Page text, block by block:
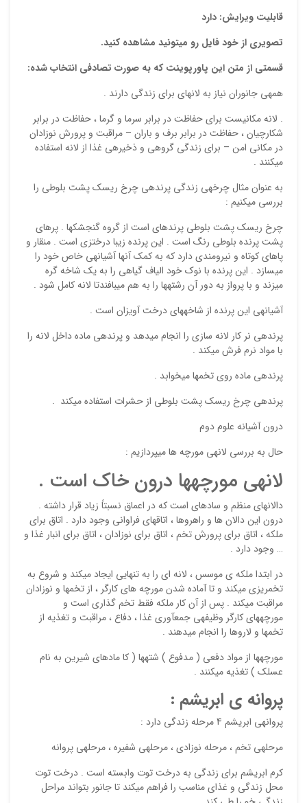
قابلیت ویرایش: دارد
تصویری از خود فایل رو میتونید مشاهده کنید.
قسمتی از متن این پاورپوینت که به صورت تصادفی انتخاب شده:
همه‏ی جانوران نیاز به لانه‏ای برای زندگی دارند .
. لانه مکانیست برای حفاظت در برابر سرما و گرما ، حفاظت در برابر
شکارچیان ، حفاظت در برابر برف و باران – مراقبت و پرورش نوزادان
در مکانی امن – برای زندگی گروهی و ذخیره‏ی غذا از لانه استفاده
می‏کنند .
به عنوان مثال چرخه‏ی زندگی پرنده‏ی چرخ ریسک پشت بلوطی را
بررسی می‏کنیم :
چرخ ریسک پشت بلوطی پرنده‏ای است از گروه گنجشک‎‏ها . پرهای
پشت پرنده بلوطی رنگ است . این پرنده زیبا درخت‏زی است . منقار و
پاهای کوتاه و نیرومندی دارد که به کمک آنها آشیانه‏ی خاص خود را
می‏سازد . این پرنده با نوک خود الیاف گیاهی را به یک شاخه گره
می‏زند و با پرواز به دور آن رشته‏ها را به هم می‏بافندتا لانه کامل شود .
آشیانه‏ی این پرنده از شاخه‏های درخت آویزان است .
پرنده‏ی نر کار لانه سازی را انجام می‏دهد و پرنده‏ی ماده داخل لانه را
با مواد نرم فرش می‏کند .
پرنده‏ی ماده روی تخم‏ها می‏خوابد .
پرنده‏ی چرخ ریسک پشت بلوطی از حشرات استفاده می‏کند .
درون آشیانه علوم دوم
حال به بررسی لانه‏ی مورچه‏ ها می‏پردازیم :
لانه‏ی مورچه‏ها درون خاک است .
دالان‏های منظم و ساده‏ای است که در اعماق نسبتاً زیاد قرار داشته .
درون این دالان ها و راهروها ، اتاق‏های فراوانی وجود دارد . اتاق برای
ملکه ، اتاق برای پرورش تخم ، اتاق برای نوزادان ، اتاق برای انبار غذا و
… وجود دارد .
در ابتدا ملکه‏ ی موسس ، لانه‏ ای را به تنهایی ایجاد می‏کند و شروع به
تخمریزی می‏کند و تا آماده شدن مورچه ‏های کارگر ، از تخم‏ها و نوزادان
مراقبت می‏کند . پس از آن کار ملکه فقط تخم گذاری است و
مورچه‏های کارگر وظیفه‏ی جمع‏آوری غذا ، دفاع ، مراقبت و تغذیه از
تخم‏ها و لاروها را انجام می‏دهند .
مورچه‏ها از مواد دفعی ( مدفوع ) شته‏ها ( کا ماده‏ای شیرین به نام
عسلک ) تغذیه می‏کنند .
پروانه‏ ی ابریشم :
پروانه‏ی ابریشم 4 مرحله زندگی دارد :
مرحله‏ی تخم ، مرحله‏ نوزادی ، مرحله‏ی شفیره ، مرحله‏ی پروانه
کرم ابریشم برای زندگی به درخت توت وابسته است . درخت توت
محل زندگی و غذای مناسب را فراهم می‏کند تا جانور بتواند مراحل